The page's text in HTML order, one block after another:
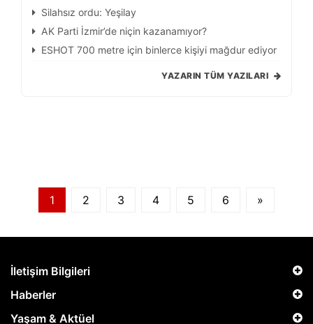
Silahsız ordu: Yeşilay
AK Parti İzmir’de niçin kazanamıyor?
ESHOT 700 metre için binlerce kişiyi mağdur ediyor
YAZARIN TÜM YAZILARI
1 2 3 4 5 6 »
İletişim Bilgileri
Haberler
Yaşam & Aktüel